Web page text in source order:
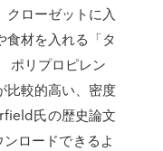
ローゼットに入
材を入れる「タ
ポリプロピレン
比較的高い、密度
氏の歴史論文
ロードできるよ